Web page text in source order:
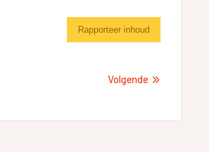
Rapporteer inhoud
Volgende